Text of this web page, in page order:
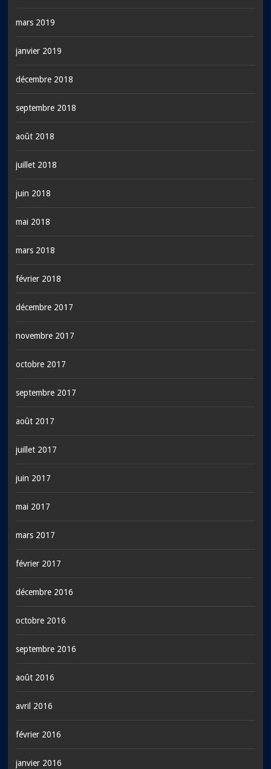
mars 2019
janvier 2019
décembre 2018
septembre 2018
août 2018
juillet 2018
juin 2018
mai 2018
mars 2018
février 2018
décembre 2017
novembre 2017
octobre 2017
septembre 2017
août 2017
juillet 2017
juin 2017
mai 2017
mars 2017
février 2017
décembre 2016
octobre 2016
septembre 2016
août 2016
avril 2016
février 2016
janvier 2016